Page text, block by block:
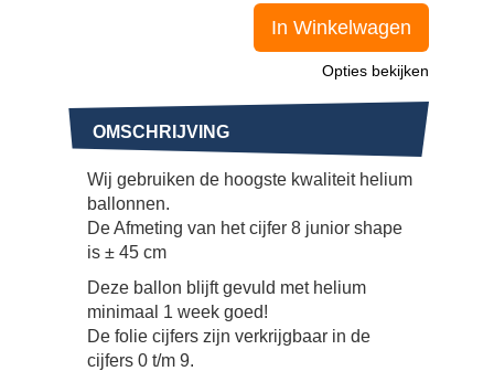
In Winkelwagen
Opties bekijken
OMSCHRIJVING
Wij gebruiken de hoogste kwaliteit helium
ballonnen.
De Afmeting van het cijfer 8 junior shape
is ± 45 cm
Deze ballon blijft gevuld met helium
minimaal 1 week goed!
De folie cijfers zijn verkrijgbaar in de
cijfers 0 t/m 9.